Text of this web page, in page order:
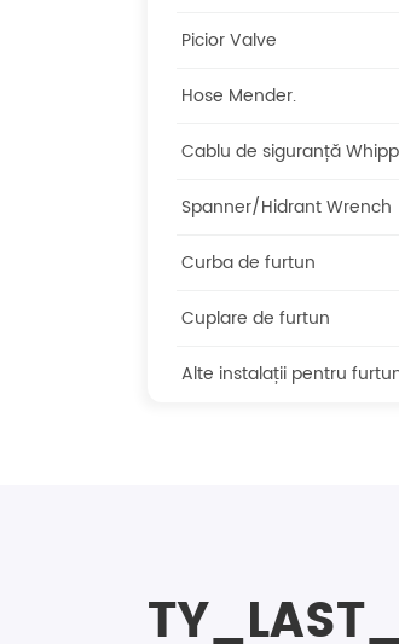
Picior Valve
Hose Mender.
Cablu de siguranță
Spanner/Hidrant Wrench
Curba de furtun
Cuplare de furtun
Alte instalații pentru